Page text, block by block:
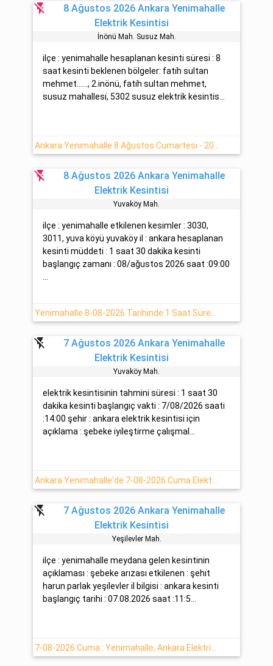
flash_off
8 Ağustos 2026 Ankara Yenimahalle
Elektrik Kesintisi
İnönü Mah. Susuz Mah.
ilçe : yenimahalle hesaplanan kesinti süresi : 8
saat kesinti beklenen bölgeler: fati̇h sultan
mehmet......, 2.inönü, fati̇h sultan mehmet,
susuz mahallesi̇, 5302 susuz elektrik kesintis...
flash_off
8 Ağustos 2026 Ankara Yenimahalle
Elektrik Kesintisi
Yuvaköy Mah.
ilçe : yenimahalle etkilenen kesimler : 3030,
3011, yuva köyü yuvaköy il : ankara hesaplanan
kesinti müddeti : 1 saat 30 dakika kesinti
başlangıç zamanı : 08/ağustos 2026 saat :09:00
flash_off
7 Ağustos 2026 Ankara Yenimahalle
Elektrik Kesintisi
Yuvaköy Mah.
elektrik kesintisinin tahmini süresi : 1 saat 30
dakika kesinti başlangıç vakti : 7/08/2026 saati
:14:00 şehir : ankara elektrik kesintisi için
açıklama : şebeke i̇yi̇leşti̇rme çalışmal...
flash_off
7 Ağustos 2026 Ankara Yenimahalle
Elektrik Kesintisi
Yeşi̇levler Mah.
ilçe : yenimahalle meydana gelen kesintinin
açıklaması : şebeke arızası etkilenen : şehi̇t
harun parlak yeşi̇levler il bilgisi : ankara kesinti
başlangıç tarihi : 07.08.2026 saat :11:5...